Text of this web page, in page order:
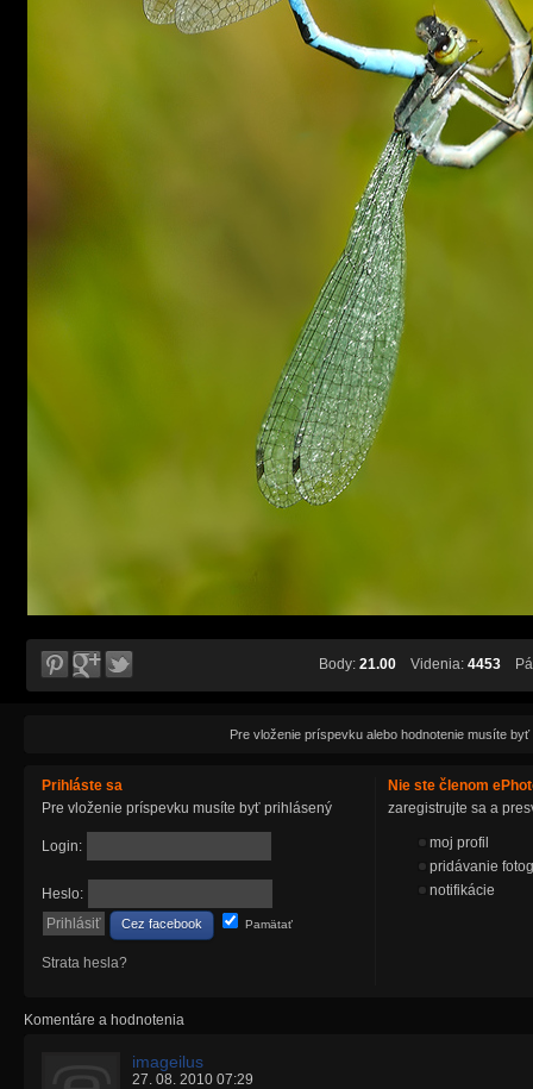
Body: 21.00 Videnia: 4453
Pre vloženie príspevku alebo hodnotenie musíte byť
Prihláste sa
Pre vloženie príspevku musíte byť prihlásený
Login:
Heslo:
Cez facebook Pamätať
Strata hesla?
Nie ste členom
zaregistrujte sa a
moj profil
pridávanie
notifikácie
Komentáre a hodnotenia
imageilus
27. 08. 2010 07:29